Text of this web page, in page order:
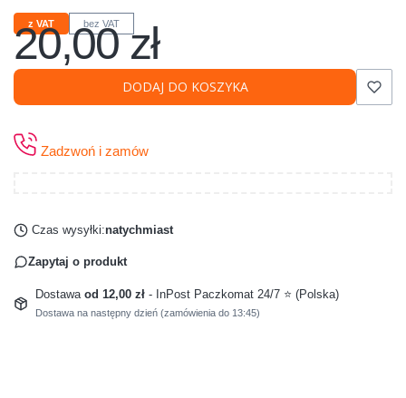
z VAT bez VAT
Cena
20,00 zł
DODAJ DO KOSZYKA
Zadzwoń i zamów
Czas wysyłki:natychmiast
Zapytaj o produkt
Dostawa od 12,00 zł - InPost Paczkomat 24/7 ⭐ (Polska)
Dostawa na następny dzień (zamówienia do 13:45)